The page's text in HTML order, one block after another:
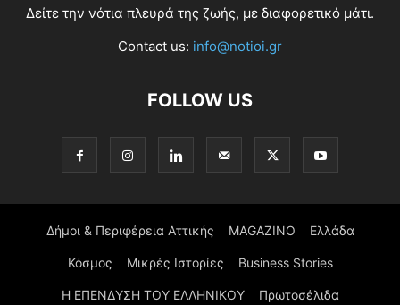
Δείτε την νότια πλευρά της ζωής, με διαφορετικό μάτι.
Contact us: info@notioi.gr
FOLLOW US
Δήμοι & Περιφέρεια Αττικής MAGAZINO Ελλάδα
Κόσμος Μικρές Ιστορίες Business Stories
Η ΕΠΕΝΔΥΣΗ ΤΟΥ ΕΛΛΗΝΙΚΟΥ Πρωτοσέλιδα